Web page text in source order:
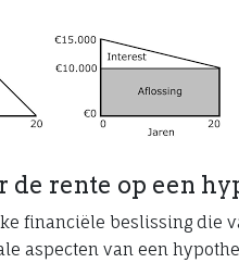
de rente op een
financiële beslissing die
aspecten van een